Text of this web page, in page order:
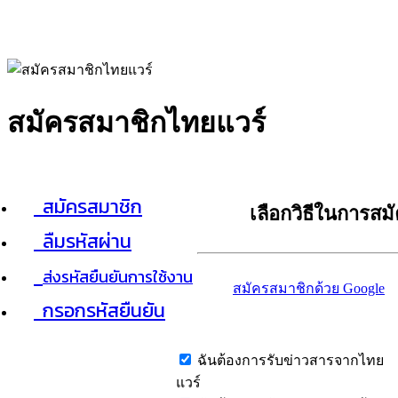
สมัครสมาชิกไทยแวร์
สมัครสมาชิก
ลืมรหัสผ่าน
ส่งรหัสยืนยันการใช้งาน
กรอกรหัสยืนยัน
เลือกวิธีในการส
สมัครสมาชิกด้วย Google
ฉันต้องการรับข่าวสารจากไทย
แวร์